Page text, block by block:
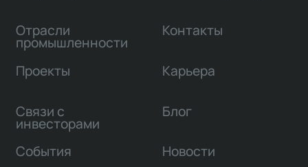
Отрасли
промышленности
Проекты
Связи с
инвесторами
Контакты
Карьера
Блог
События Новости